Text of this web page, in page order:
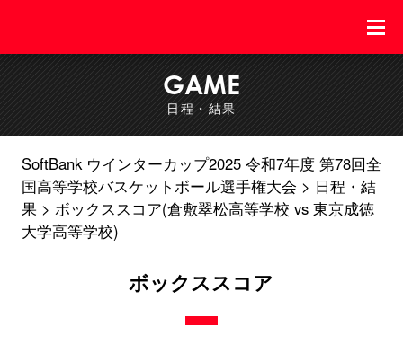
GAME
日程・結果
SoftBank ウインターカップ2025 令和7年度 第78回全
国高等学校バスケットボール選手権大会
日程・結
果
ボックススコア(倉敷翠松高等学校 vs 東京成徳
大学高等学校)
ボックススコア